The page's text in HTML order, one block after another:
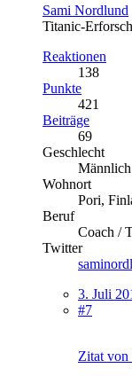
Sami Nordlund
Titanic-
Reaktionen
138
Punkte
421
Beiträge
69
Geschlecht
Männlich
Wohnort
Pori,
Beruf
Coach /
Twitter
3. Juli
#7
Zitat von